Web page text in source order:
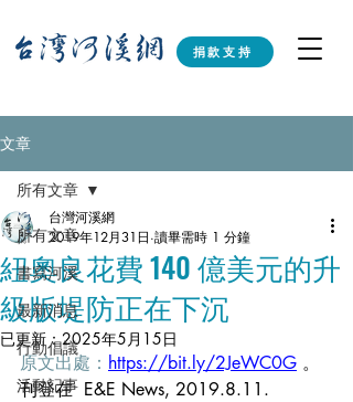
捐款支持
文章
所有文章
書寫河溪
最新消息
行動倡議
活動記事
所有文章
紐奧良花費 140 億美元的升
級版堤防正在下沉
台灣河溪網
2019年12月31日 讀畢需時 1 分鐘
已更新：2025年5月15日
原文出處： https://bit.ly/2JeWC0G 。
刊登在 E&E News, 2019.8.11.